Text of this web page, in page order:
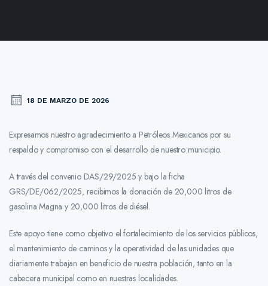
18 DE MARZO DE 2026
Expresamos nuestro agradecimiento a Petróleos Mexicanos por su
respaldo y compromiso con el desarrollo de nuestro municipio.
A través del convenio DAS/29/2025 y bajo la ficha
GRS/DE/062/2025, recibimos la donación de 20,000 litros de
gasolina Magna y 20,000 litros de diésel.
Este apoyo tiene como objetivo el fortalecimiento de los servicios públicos,
el mantenimiento de caminos y la operatividad de las unidades que
diariamente trabajan en beneficio de nuestra población, tanto en la
cabecera municipal como en nuestras localidades.